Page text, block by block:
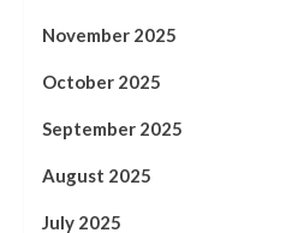
November 2025
October 2025
September 2025
August 2025
July 2025